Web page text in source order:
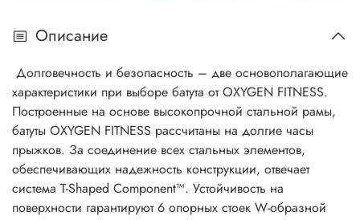
Описание
Долговечность и безопасность – две основополагающие
характеристики при выборе батута от OXYGEN FITNESS.
Построенные на основе высокопрочной стальной рамы,
батуты OXYGEN FITNESS рассчитаны на долгие часы
прыжков. За соединение всех стальных элементов,
обеспечивающих надежность конструкции, отвечает
система T-Shaped Component™. Устойчивость на
поверхности гарантируют 6 опорных стоек W-образной